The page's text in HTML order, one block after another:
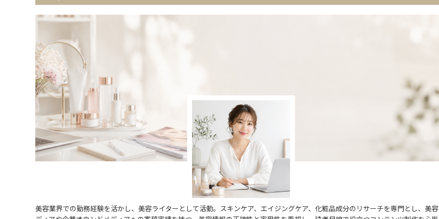
美容業界での勤務経験を活かし、美容ライターとして活動。スキンケア、エイジングケア、化粧品成分のリサーチを専門とし、美